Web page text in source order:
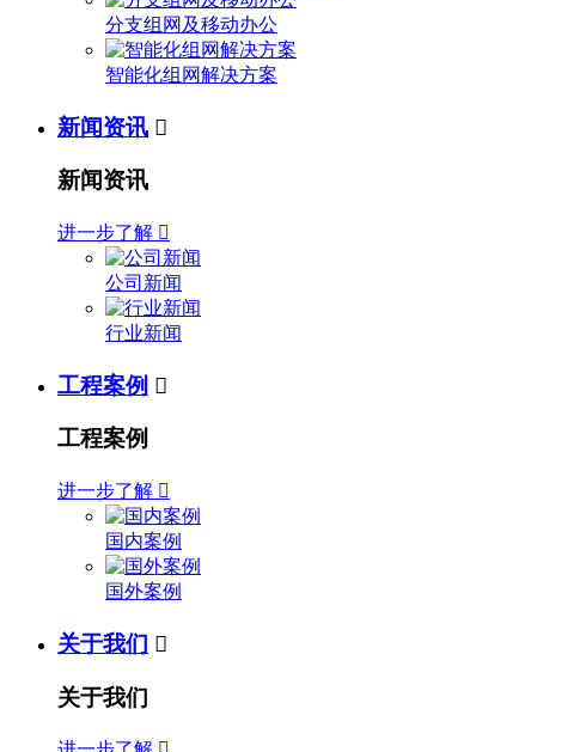
分支组网及移动办公
智能化组网解决方案
新闻资讯 
新闻资讯
进一步了解 
公司新闻
行业新闻
工程案例 
工程案例
进一步了解 
国内案例
国外案例
关于我们 
关于我们